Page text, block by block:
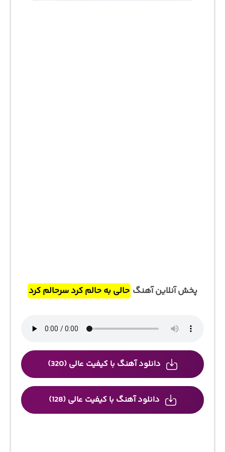
پخش آنلاین آهنگ حالی به حالم کرد سرحالم کرد
دانلود آهنگ با کیفیت عالی (320)
دانلود آهنگ با کیفیت عالی (128)